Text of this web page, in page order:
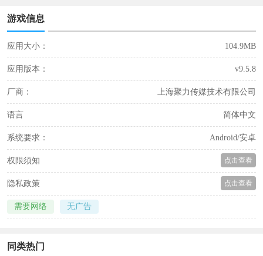
游戏信息
应用大小： 104.9MB
应用版本： v9.5.8
厂商： 上海聚力传媒技术有限公司
语言 简体中文
系统要求： Android/安卓
权限须知 点击查看
隐私政策 点击查看
需要网络 无广告
同类热门